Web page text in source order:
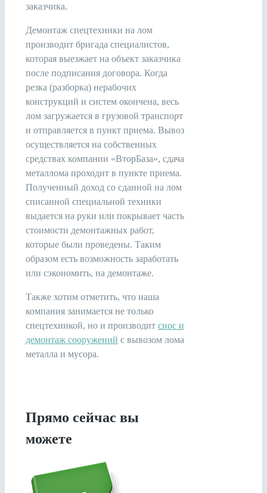
заказчика.
Демонтаж спецтехники на лом
производит бригада специалистов,
которая выезжает на объект заказчика
после подписания договора. Когда
резка (разборка) нерабочих
конструкций и систем окончена, весь
лом загружается в грузовой транспорт
и отправляется в пункт приема. Вывоз
осуществляется на собственных
средствах компании «ВторБаза», сдача
металлома проходит в пункте приема.
Полученный доход со сданной на лом
списанной специальной техники
выдается на руки или покрывает часть
стоимости демонтажных работ,
которые были проведены. Таким
образом есть возможность заработать
или сэкономить, на демонтаже.
Также хотим отметить, что наша
компания занимается не только
спецтехникой, но и производит снос и
демонтаж сооружений с вывозом лома
металла и мусора.
Прямо сейчас вы
можете